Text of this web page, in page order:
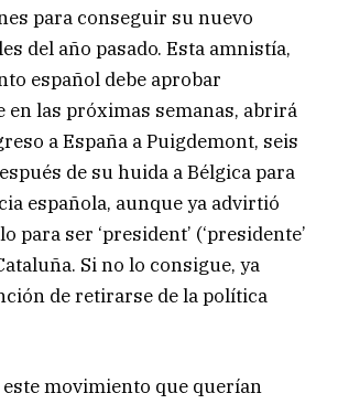
para conseguir su nuevo
del año pasado. Esta amnistía,
español debe aprobar
en las próximas semanas, abrirá
a España a Puigdemont, seis
de su huida a Bélgica para
española, aunque ya advirtió
para ser ‘president’ (‘presidente’
Si no lo consigue, ya
de retirarse de la política
movimiento que querían